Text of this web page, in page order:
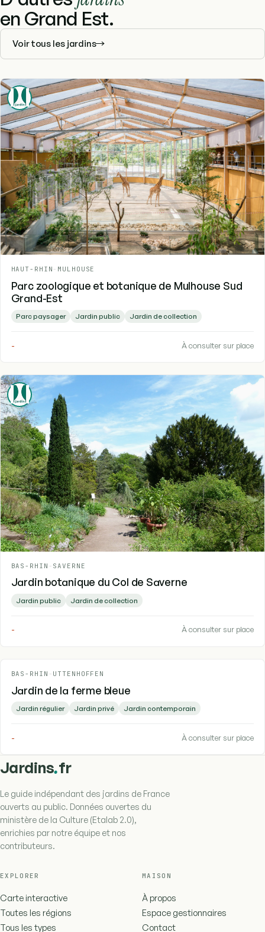
en Grand Est.
Voir tous les jardins
HAUT-RHIN - MULHOUSE
Parc zoologique et botanique de Mulhouse Sud
Grand-Est
Parc paysager Jardin public Jardin de collection
- À consulter sur place
BAS-RHIN - SAVERNE
Jardin botanique du Col de Saverne
Jardin public Jardin de collection
- À consulter sur place
BAS-RHIN - UTTENHOFFEN
Jardin de la ferme bleue
Jardin régulier Jardin privé Jardin contemporain
- À consulter sur place
Jardins.fr
Le guide indépendant des jardins de France
ouverts au public. Données ouvertes du
ministère de la Culture (Etalab 2.0),
enrichies par notre équipe et nos
contributeurs.
EXPLORER
Carte interactive
Toutes les régions
Tous les types
MAISON
À propos
Espace gestionnaires
Contact